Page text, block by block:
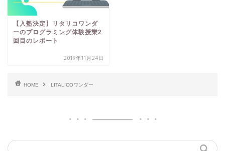
【入塾決定】リタリコワンダ
ーのプログラミング体験授業2
回目のレポート
2019年11月24日
HOME LITALICOワンダー